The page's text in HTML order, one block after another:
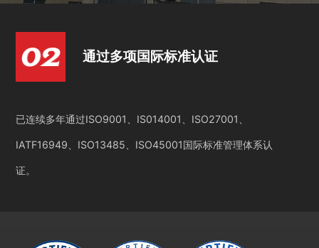
通过多项国际标准认证
已连续多年通过ISO9001、IS014001、ISO27001、
IATF16949、ISO13485、ISO45001国际标准管理体系认
证。